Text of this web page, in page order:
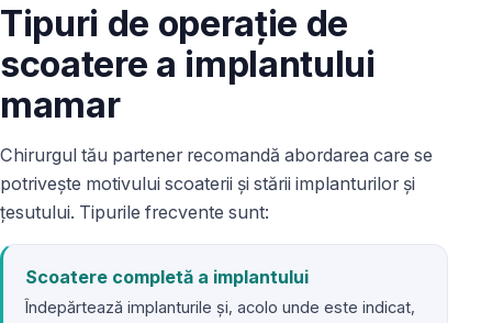
Tipuri de operație de
scoatere a implantului
mamar
Chirurgul tău partener recomandă abordarea care se
potrivește motivului scoaterii și stării implanturilor și
țesutului. Tipurile frecvente sunt:
Scoatere completă a implantului
Îndepărtează implanturile și, acolo unde este indicat,